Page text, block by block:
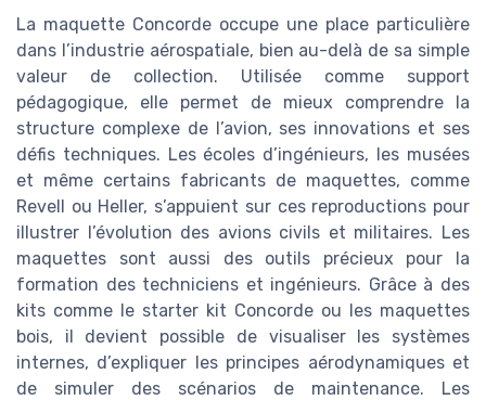
La maquette Concorde occupe une place particulière
dans l’industrie aérospatiale, bien au-delà de sa simple
valeur de collection. Utilisée comme support
pédagogique, elle permet de mieux comprendre la
structure complexe de l’avion, ses innovations et ses
défis techniques. Les écoles d’ingénieurs, les musées
et même certains fabricants de maquettes, comme
Revell ou Heller, s’appuient sur ces reproductions pour
illustrer l’évolution des avions civils et militaires. Les
maquettes sont aussi des outils précieux pour la
formation des techniciens et ingénieurs. Grâce à des
kits comme le starter kit Concorde ou les maquettes
bois, il devient possible de visualiser les systèmes
internes, d’expliquer les principes aérodynamiques et
de simuler des scénarios de maintenance. Les